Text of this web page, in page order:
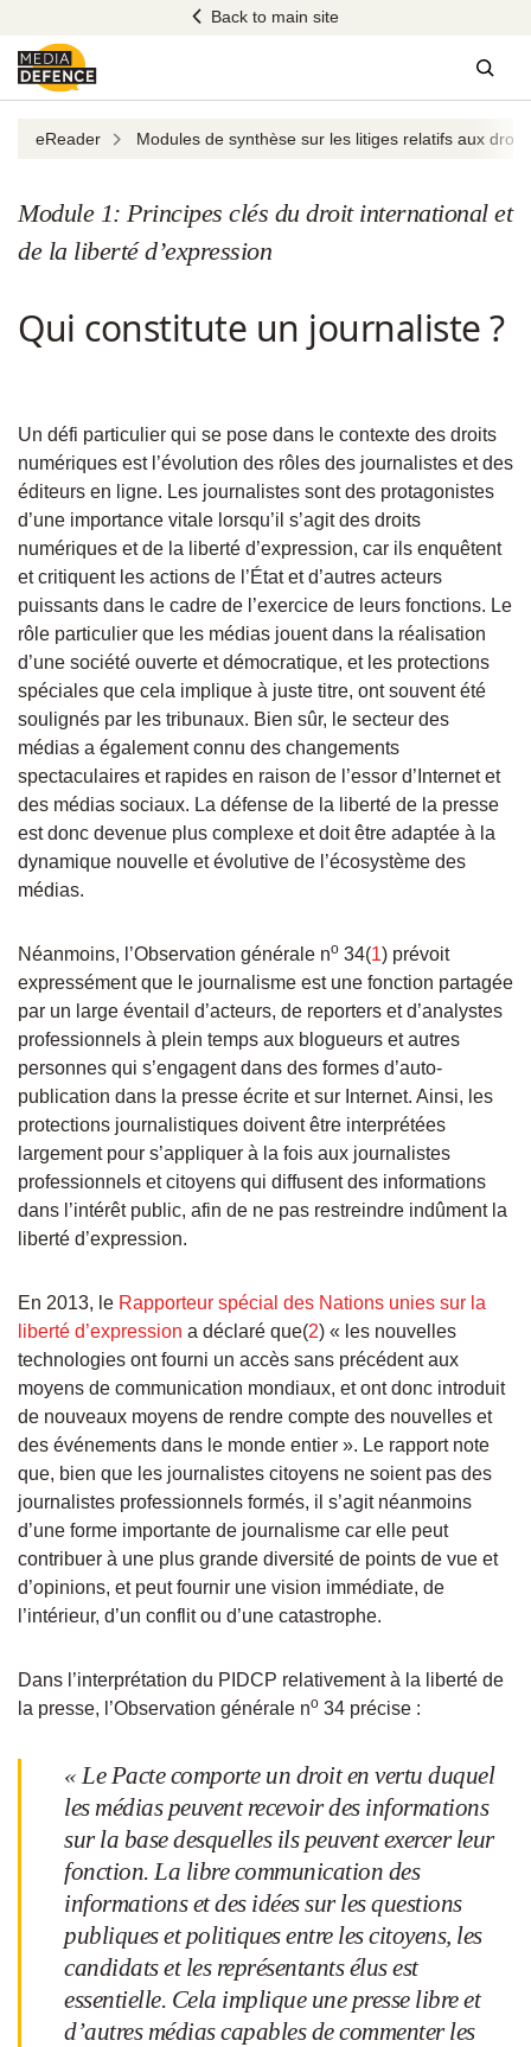
content
Back to main site
eReader Modules de synthèse sur les litiges relatifs aux
Qui constitute un journaliste ?
Module 1: Principes clés du droit international et
de la liberté d’expression
Un défi particulier qui se pose dans le contexte des droits
numériques est l’évolution des rôles des journalistes et des
éditeurs en ligne. Les journalistes sont des protagonistes
d’une importance vitale lorsqu’il s’agit des droits
numériques et de la liberté d’expression, car ils enquêtent
et critiquent les actions de l’État et d’autres acteurs
puissants dans le cadre de l’exercice de leurs fonctions. Le
rôle particulier que les médias jouent dans la réalisation
d’une société ouverte et démocratique, et les protections
spéciales que cela implique à juste titre, ont souvent été
soulignés par les tribunaux. Bien sûr, le secteur des
médias a également connu des changements
spectaculaires et rapides en raison de l’essor d’Internet et
des médias sociaux. La défense de la liberté de la presse
est donc devenue plus complexe et doit être adaptée à la
dynamique nouvelle et évolutive de l’écosystème des
médias.
Néanmoins, l’Observation générale no 34(1) prévoit
expressément que le journalisme est une fonction partagée
par un large éventail d’acteurs, de reporters et d’analystes
professionnels à plein temps aux blogueurs et autres
personnes qui s’engagent dans des formes d’auto-
publication dans la presse écrite et sur Internet. Ainsi, les
protections journalistiques doivent être interprétées
largement pour s’appliquer à la fois aux journalistes
professionnels et citoyens qui diffusent des informations
dans l’intérêt public, afin de ne pas restreindre indûment la
liberté d’expression.
En 2013, le Rapporteur spécial des Nations unies sur la
liberté d’expression a déclaré que(2) « les nouvelles
technologies ont fourni un accès sans précédent aux
moyens de communication mondiaux, et ont donc introduit
de nouveaux moyens de rendre compte des nouvelles et
des événements dans le monde entier ». Le rapport note
que, bien que les journalistes citoyens ne soient pas des
journalistes professionnels formés, il s’agit néanmoins
d’une forme importante de journalisme car elle peut
contribuer à une plus grande diversité de points de vue et
d’opinions, et peut fournir une vision immédiate, de
l’intérieur, d’un conflit ou d’une catastrophe.
Dans l’interprétation du PIDCP relativement à la liberté de
la presse, l’Observation générale no 34 précise :
« Le Pacte comporte un droit en vertu duquel
les médias peuvent recevoir des informations
sur la base desquelles ils peuvent exercer leur
fonction. La libre communication des
informations et des idées sur les questions
publiques et politiques entre les citoyens, les
candidats et les représentants élus est
essentielle. Cela implique une presse libre et
d’autres médias capables de commenter les